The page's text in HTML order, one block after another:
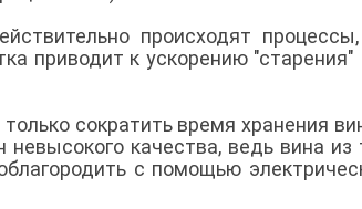
происходят
приводит к ускорению "старения"
сократить время хранения
качества, ведь вина из
с помощью